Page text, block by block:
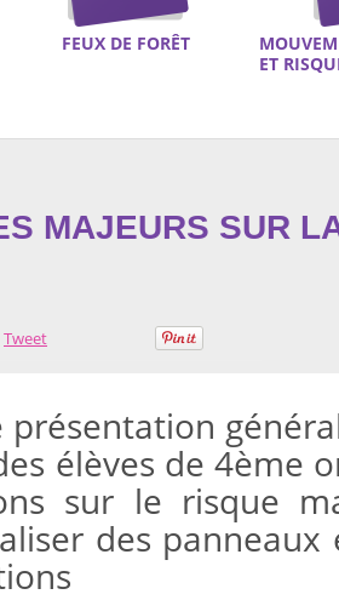
FEUX DE FORÊT
ET
MAJEURS SUR
Tweet
présentation
élèves de 4ème
sur le risque
des